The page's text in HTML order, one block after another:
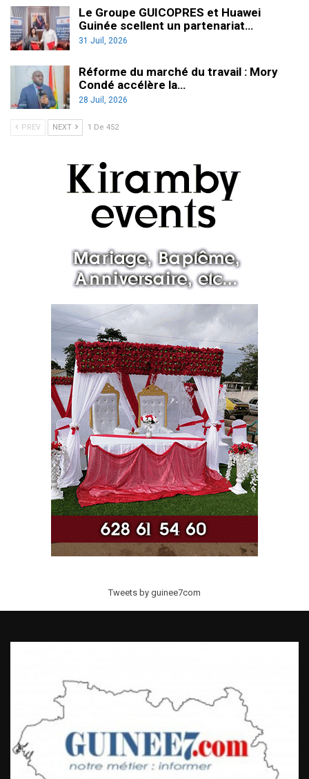
Le Groupe GUICOPRES et Huawei
Guinée scellent un partenariat…
31 Juil, 2026
Réforme du marché du travail : Mory
Condé accélère la…
28 Juil, 2026
PREV NEXT 1 De 452
Tweets by guinee7com